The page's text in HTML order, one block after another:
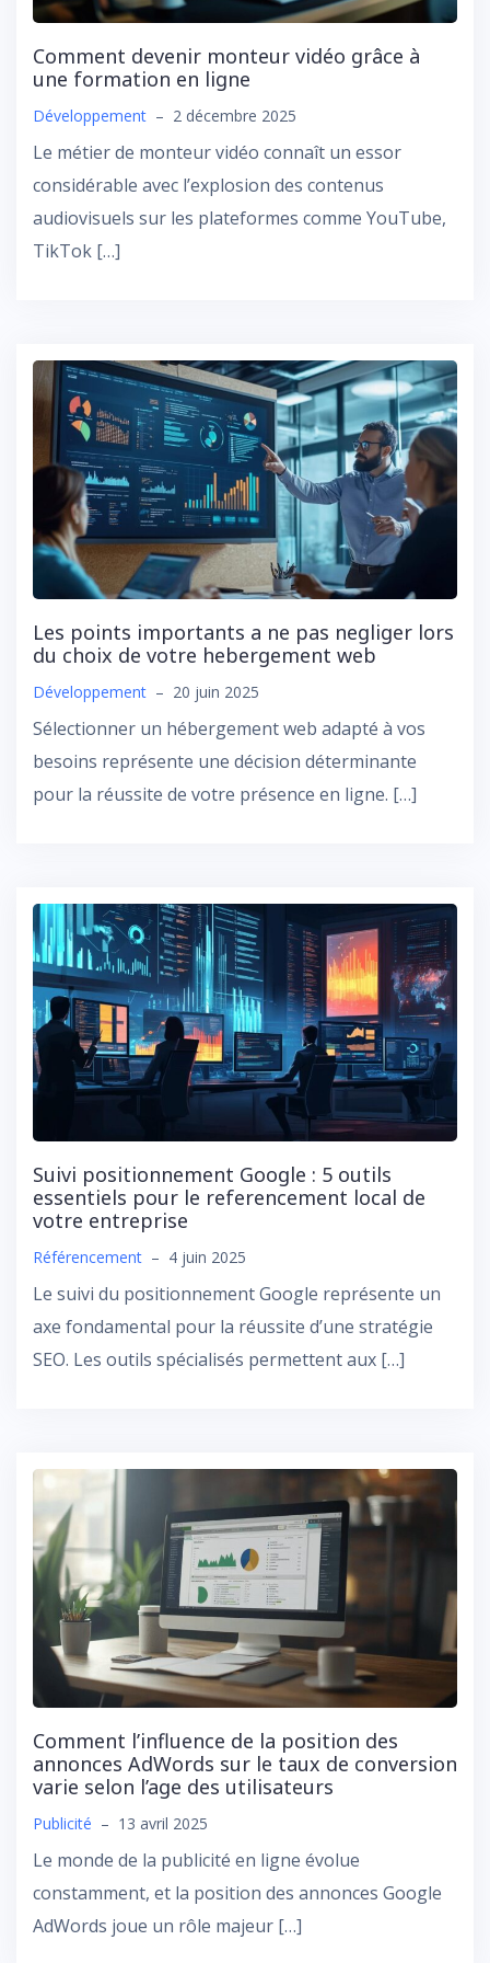
Comment devenir monteur vidéo grâce à
une formation en ligne
Développement – 2 décembre 2025
Le métier de monteur vidéo connaît un essor
considérable avec l’explosion des contenus
audiovisuels sur les plateformes comme YouTube,
TikTok […]
Les points importants a ne pas negliger lors
du choix de votre hebergement web
Développement – 20 juin 2025
Sélectionner un hébergement web adapté à vos
besoins représente une décision déterminante
pour la réussite de votre présence en ligne. […]
Suivi positionnement Google : 5 outils
essentiels pour le referencement local de
votre entreprise
Référencement – 4 juin 2025
Le suivi du positionnement Google représente un
axe fondamental pour la réussite d’une stratégie
SEO. Les outils spécialisés permettent aux […]
Comment l’influence de la position des
annonces AdWords sur le taux de conversion
varie selon l’age des utilisateurs
Publicité – 13 avril 2025
Le monde de la publicité en ligne évolue
constamment, et la position des annonces Google
AdWords joue un rôle majeur […]